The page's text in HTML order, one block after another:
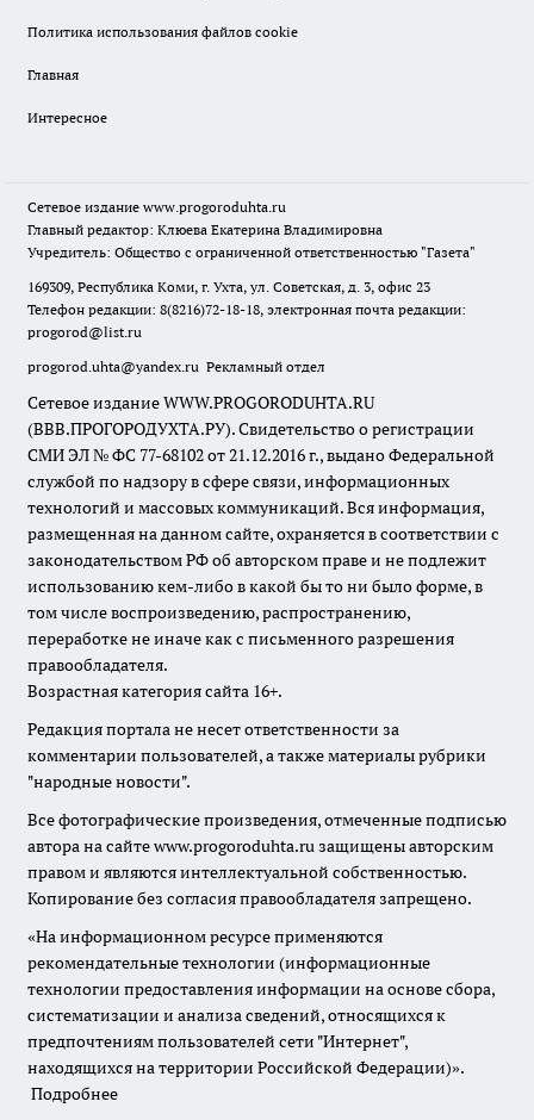
Политика использования файлов cookie
Главная
Интересное
Сетевое издание www.progoroduhta.ru
Главный редактор: Клюева Екатерина Владимировна
Учредитель: Общество с ограниченной ответственностью "Газета"
169309, Республика Коми, г. Ухта, ул. Советская, д. 3, офис 23
Телефон редакции: 8(8216)72-18-18, электронная почта редакции:
progorod@list.ru
progorod.uhta@yandex.ru Рекламный отдел
Сетевое издание WWW.PROGORODUHTA.RU
(ВВВ.ПРОГОРОДУХТА.РУ). Свидетельство о регистрации
СМИ ЭЛ № ФС 77-68102 от 21.12.2016 г., выдано Федеральной
службой по надзору в сфере связи, информационных
технологий и массовых коммуникаций. Вся информация,
размещенная на данном сайте, охраняется в соответствии с
законодательством РФ об авторском праве и не подлежит
использованию кем-либо в какой бы то ни было форме, в
том числе воспроизведению, распространению,
переработке не иначе как с письменного разрешения
правообладателя.
Возрастная категория сайта 16+.
Редакция портала не несет ответственности за
комментарии пользователей, а также материалы рубрики
"народные новости".
Все фотографические произведения, отмеченные подписью
автора на сайте www.progoroduhta.ru защищены авторским
правом и являются интеллектуальной собственностью.
Копирование без согласия правообладателя запрещено.
«На информационном ресурсе применяются
рекомендательные технологии (информационные
технологии предоставления информации на основе сбора,
систематизации и анализа сведений, относящихся к
предпочтениям пользователей сети "Интернет",
находящихся на территории Российской Федерации)».
Подробнее